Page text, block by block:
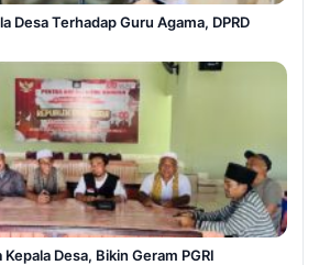
Desa Terhadap Guru Agama, DPRD
Desa, Bikin Geram PGRI